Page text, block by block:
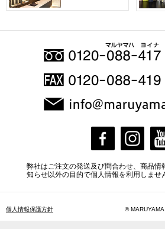
弊社はご注文の発送及び問合わせ、商品情
知らせ以外の目的で個人情報を利用しませ
個人情報保護方針 ©